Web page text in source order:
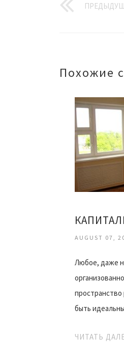
Похожие
AUGUST 07,
Любое, даже
быть
ЧИТАТЬ